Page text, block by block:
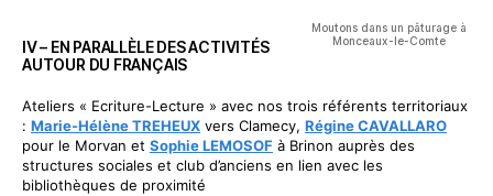
Moutons dans un pâturage à
Monceaux-le-Comte
IV – EN PARALLÈLE DES ACTIVITÉS
AUTOUR DU FRANÇAIS
Ateliers « Ecriture-Lecture » avec nos trois référents territoriaux
: Marie-Hélène TREHEUX vers Clamecy, Régine CAVALLARO
pour le Morvan et Sophie LEMOSOF à Brinon auprès des
structures sociales et club d’anciens en lien avec les
bibliothèques de proximité